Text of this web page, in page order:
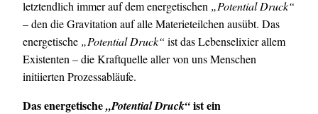
letztendlich immer auf dem energetischen „Potential Druck“
– den die Gravitation auf alle Materieteilchen ausübt. Das
energetische „Potential Druck“ ist das Lebenselixier allem
Existenten – die Kraftquelle aller von uns Menschen
initiierten Prozessabläufe.
Das energetische„Potential Druck“ist ein